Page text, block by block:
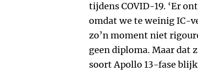
tijdens COVID-19. ‘Er
omdat we te weinig IC-
zo’n moment niet
geen diploma. Maar dat
soort Apollo 13-fase